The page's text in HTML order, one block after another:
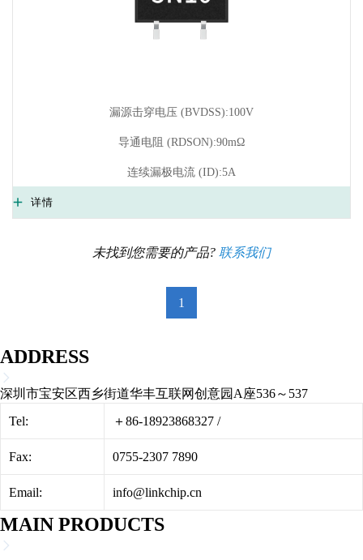
漏源击穿电压 (BVDSS):100V
导通电阻 (RDSON):90mΩ
连续漏极电流 (ID):5A
详情
未找到您需要的产品? 联系我们
1
ADDRESS
深圳市宝安区西乡街道华丰互联网创意园A座536～537
Tel:
＋86-18923868327 /
Fax: 0755-2307 7890
Email: info@linkchip.cn
MAIN PRODUCTS